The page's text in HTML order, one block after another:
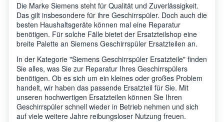
Siemens
Siemens
Siemens
Die Marke Siemens steht für Qualität und Zuverlässigkeit.
Das gilt insbesondere für ihre Geschirrspüler. Doch auch die
besten Haushaltsgeräte können mal eine Reparatur
benötigen. Für solche Fälle bietet der Ersatzteilshop eine
breite Palette an Siemens Geschirrspüler Ersatzteilen an.
In der Kategorie "Siemens Geschirrspüler Ersatzteile" finden
Sie alles, was Sie zur Reparatur Ihres Geschirrspülers
benötigen. Ob es sich um ein kleines oder großes Problem
handelt, wir haben das passende Ersatzteil für Sie. Mit
unseren hochwertigen Ersatzteilen können Sie Ihren
Geschirrspüler schnell wieder in Betrieb nehmen und sich
auf viele weitere Jahre reibungsloser Nutzung freuen.